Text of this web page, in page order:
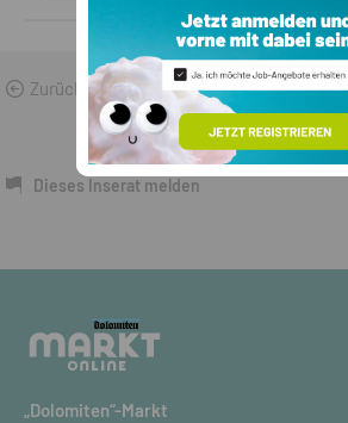
Zurück zu den Suchergebnissen
Dieses Inserat melden
„Dolomiten“-Markt